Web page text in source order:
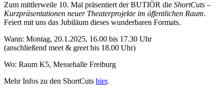
Zum mittlerweile 10. Mal präsentiert der BUTIÖR die ShortCuts –
Kurzpräsentationen neuer Theaterprojekte im öffentlichen Raum.
Feiert mit uns das Jubiläum dieses wunderbaren Formats.
Wann: Montag, 20.1.2025, 16.00 bis 17.30 Uhr
(anschließend meet & greet bis 18.00 Uhr)
Wo: Raum K5, Messehalle Freiburg
Mehr Infos zu den ShortCuts hier.